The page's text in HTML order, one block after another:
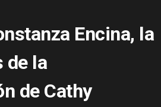
Encina, la
de la
de Cathy